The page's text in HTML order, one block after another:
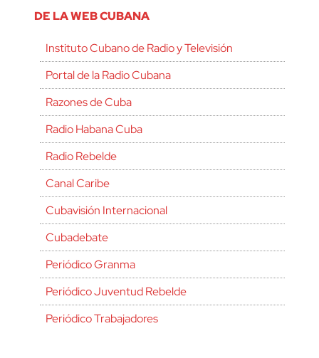
DE LA WEB CUBANA
Instituto Cubano de Radio y Televisión
Portal de la Radio Cubana
Razones de Cuba
Radio Habana Cuba
Radio Rebelde
Canal Caribe
Cubavisión Internacional
Cubadebate
Periódico Granma
Periódico Juventud Rebelde
Periódico Trabajadores